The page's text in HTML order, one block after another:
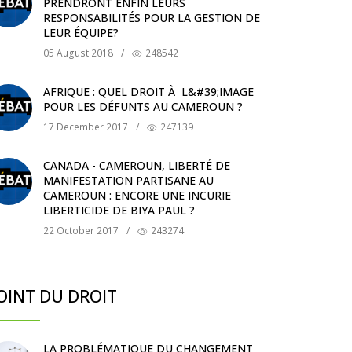
RESPONSABILITÉS POUR LA GESTION DE
LEUR ÉQUIPE?
05 August 2018 / 248542
AFRIQUE : QUEL DROIT À L&#39;IMAGE
POUR LES DÉFUNTS AU CAMEROUN ?
17 December 2017 / 247139
CANADA - CAMEROUN, LIBERTÉ DE
MANIFESTATION PARTISANE AU
CAMEROUN : ENCORE UNE INCURIE
LIBERTICIDE DE BIYA PAUL ?
22 October 2017 / 243274
DU DROIT
LA PROBLÉMATIQUE DU CHANGEMENT